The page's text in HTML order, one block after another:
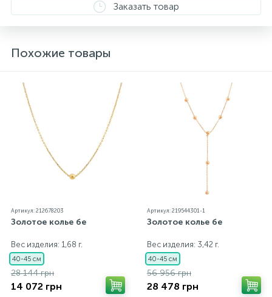
Заказать товар
Похожие товары
Артикул: 212678203
Золотое колье бе
Вес изделия: 1,68 г.
40-45 см
28 144 грн
14 072 грн
Артикул: 219544301-1
Золотое колье бе
Вес изделия: 3,42 г.
40-45 см
56 956 грн
28 478 грн